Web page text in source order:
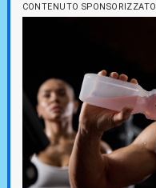
CONTENUTO SPONSORIZZATO